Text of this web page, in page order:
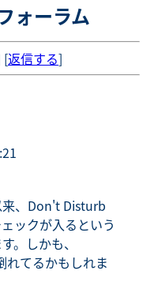
ォーラム
[返信する]
来、Don't Disturb
ックが入るという
。しかも、
れてるかもしれま